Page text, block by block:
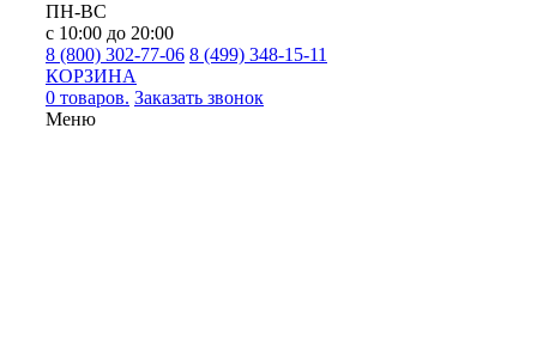
ПН-ВС
с 10:00 до 20:00
8 (800) 302-77-06 8 (499) 348-15-11
КОРЗИНА
0 товаров. Заказать звонок
Меню